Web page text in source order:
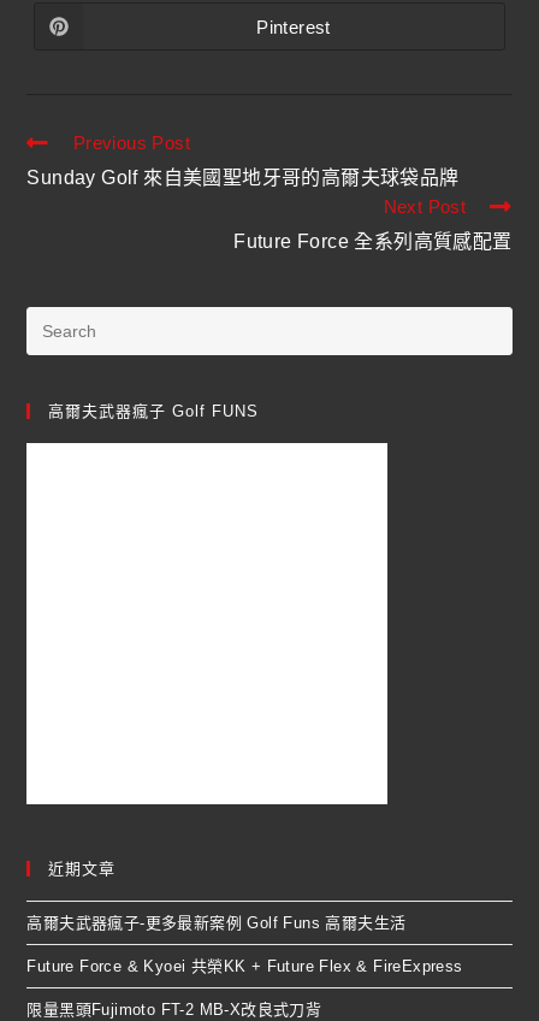
Pinterest
Previous Post
Sunday Golf 來自美國聖地牙哥的高爾夫球袋品牌
Next Post
Future Force 全系列高質感配置
高爾夫武器瘋子 Golf FUNS
近期文章
高爾夫武器瘋子-更多最新案例 Golf Funs 高爾夫生活
Future Force & Kyoei 共榮KK + Future Flex & FireExpress
限量黑頭Fujimoto FT-2 MB-X改良式刀背